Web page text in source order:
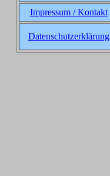
Impressum / Kontakt
Datenschutzerklärung